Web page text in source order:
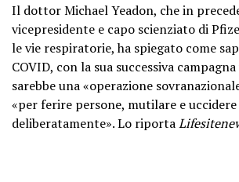
Il dottor Michael Yeadon, che in
vicepresidente e capo scienziato di
le vie respiratorie, ha spiegato come
COVID, con la sua successiva
sarebbe una «operazione
«per ferire persone, mutilare e uccidere
deliberatamente». Lo riporta